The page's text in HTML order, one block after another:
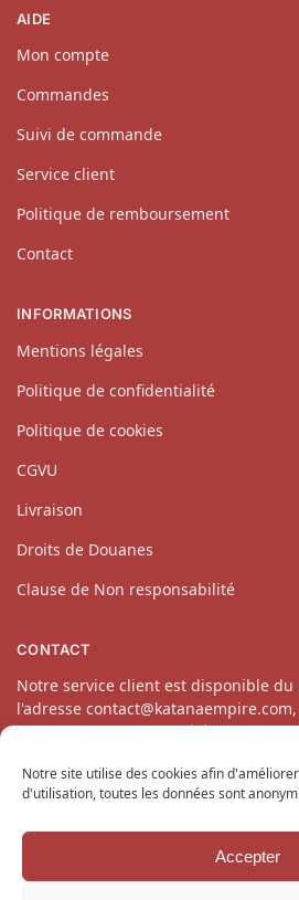
Notre site utilise des cookies afin
d'utilisation, toutes les données sont
Accepter
AIDE
Mon compte
Commandes
Suivi de commande
Service client
Politique de remboursement
Contact
INFORMATIONS
Mentions légales
Politique de confidentialité
Politique de cookies
CGVU
Livraison
Droits de Douanes
Clause de Non responsabilité
CONTACT
Notre service client est disponible
l'adresse
page contact ou par téléphone au
Copyright © 2024 KatanaEmpire.com
Tous droits réservés.